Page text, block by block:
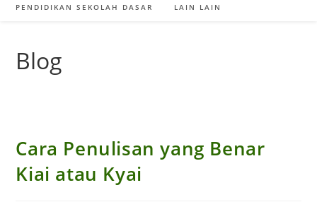
PENDIDIKAN SEKOLAH DASAR LAIN LAIN
Blog
Cara Penulisan yang Benar
Kiai atau Kyai